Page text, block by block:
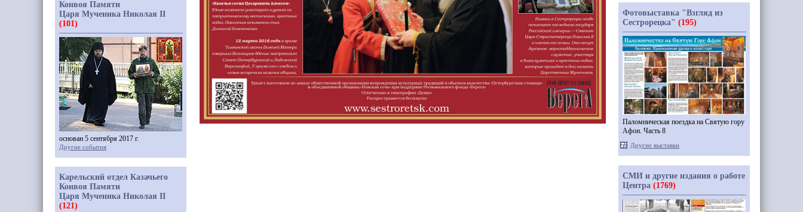
Конвоя Памяти
Царя Мученика Николая II
(101)
основан 5 сентября 2017 г.
Другие события
Карельский отдел Казачьего
Конвоя Памяти
Царя Мученика Николая II
(121)
Фотовыставка "Взгляд из
Сестрорецка" (195)
Паломническая поездка на Святую гору
Афон. Часть 8
Другие выставки
СМИ и другие издания о работе
Центра (1769)